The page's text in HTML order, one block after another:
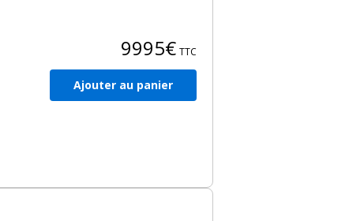
9995€ TTC
Ajouter au panier